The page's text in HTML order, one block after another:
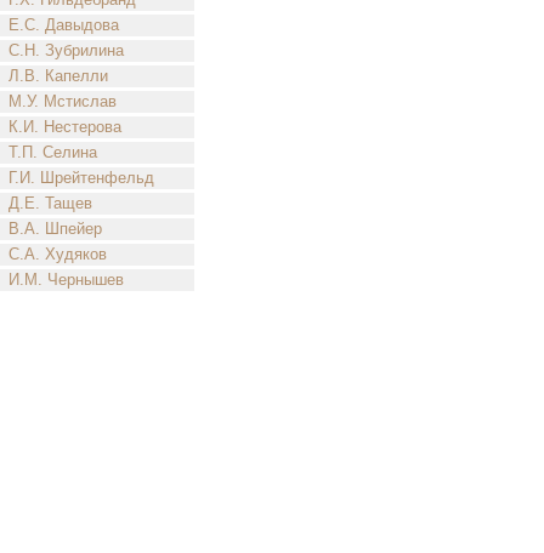
Е.С. Давыдова
С.Н. Зубрилина
Л.В. Капелли
М.У. Мстислав
К.И. Нестерова
Т.П. Селина
Г.И. Шрейтенфельд
Д.Е. Тащев
В.А. Шпейер
С.А. Худяков
И.М. Чернышев